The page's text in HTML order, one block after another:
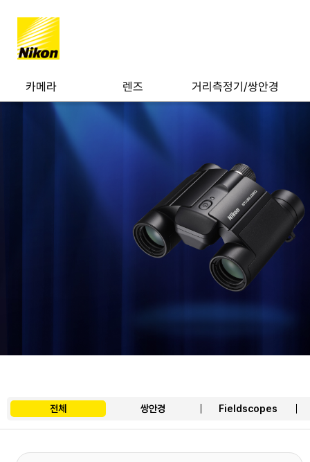
카메라 렌즈 거리측정기/쌍안경
전체 쌍안경 Fieldscopes